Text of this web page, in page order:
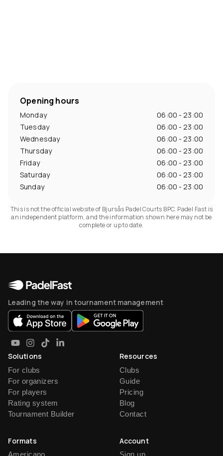
Opening hours
Monday
06:00 - 23:00
Tuesday
06:00 - 23:00
Wednesday
06:00 - 23:00
Thursday
06:00 - 23:00
Friday
06:00 - 23:00
Saturday
06:00 - 23:00
Sunday
06:00 - 23:00
This is not the official website of Bjursås Padel Courts BPC. Padel Fast is
an independent platform, and the information shown here may not be
complete or up to date.
Leading the way in tournament management
Solutions
For clubs
For organizers
For players
Rating system
Tournament Builder
Resources
Clubs
Guide
Pricing
Blog
Contact
Formats Account